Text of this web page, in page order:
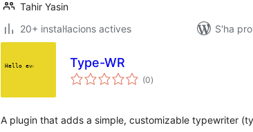
Tahir Yasin
20+ instal·lacions actives
S'ha
Type-WR
(0puntuacions
totals
)
A plugin that adds a simple, customizable typewriter